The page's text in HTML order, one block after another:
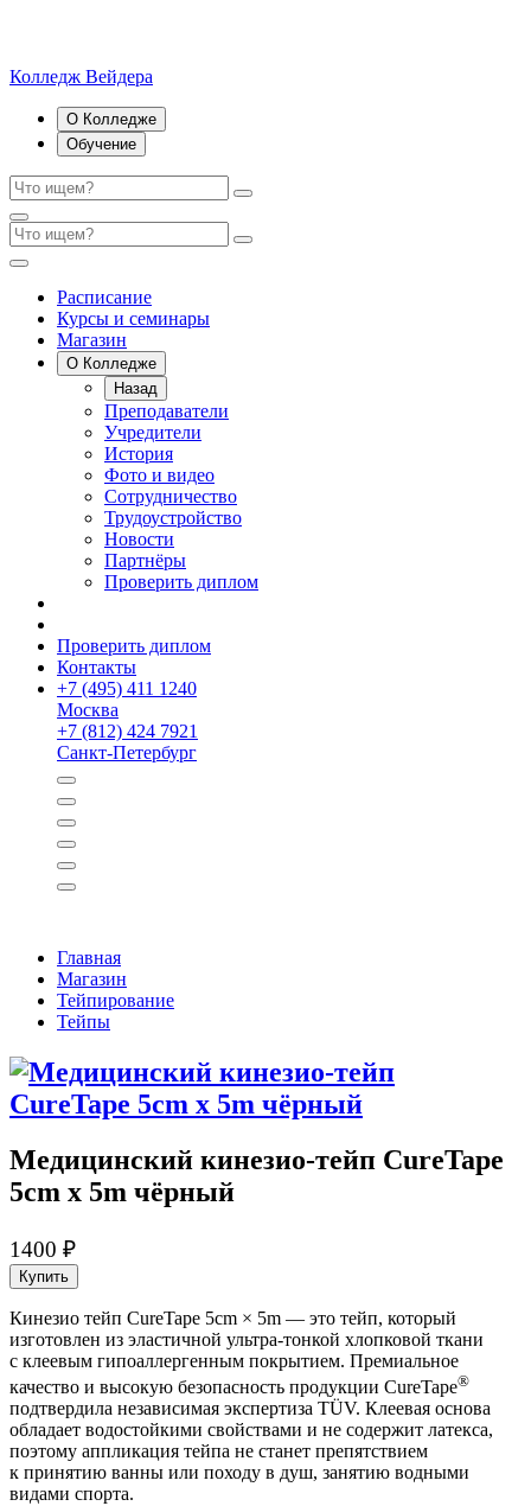
Колледж Вейдера
О Колледже
Обучение
Расписание
Курсы и семинары
Магазин
О Колледже
Назад
Преподаватели
Учредители
История
Фото и видео
Сотрудничество
Трудоустройство
Новости
Партнёры
Проверить диплом
Проверить диплом
Контакты
+7 (495) 411 1240
Москва
+7 (812) 424 7921
Санкт-Петербург
Главная
Магазин
Тейпирование
Тейпы
Медицин­ский кинезио­-тейп CureTape
5cm x 5m чёрный
1400 ₽
Купить
Кинезио­ тейп CureTape 5cm × 5m — это тейп, который
изготовлен из эластичной ультра-тонкой хлопковой ткани
с клеевым гипоаллергенным покрытием. Премиальное
качество и высокую безопасность продукции CureTape®
подтвердила независимая экспертиза TÜV. Клеевая основа
обладает водостойкими свойствами и не содержит латекса,
поэтому аппликация тейпа не станет препятствием
к принятию ванны или походу в душ, занятию водными
видами спорта.